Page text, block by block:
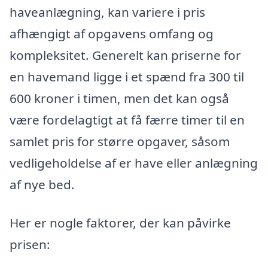
haveanlægning, kan variere i pris
afhængigt af opgavens omfang og
kompleksitet. Generelt kan priserne for
en havemand ligge i et spænd fra 300 til
600 kroner i timen, men det kan også
være fordelagtigt at få færre timer til en
samlet pris for større opgaver, såsom
vedligeholdelse af er have eller anlægning
af nye bed.
Her er nogle faktorer, der kan påvirke
prisen: